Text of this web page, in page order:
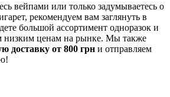
вейпами или только задумываетесь о
рекомендуем вам заглянуть в
большой ассортимент одноразок и
низким ценам на рынке. Мы также
доставку от 800 грн и отправляем